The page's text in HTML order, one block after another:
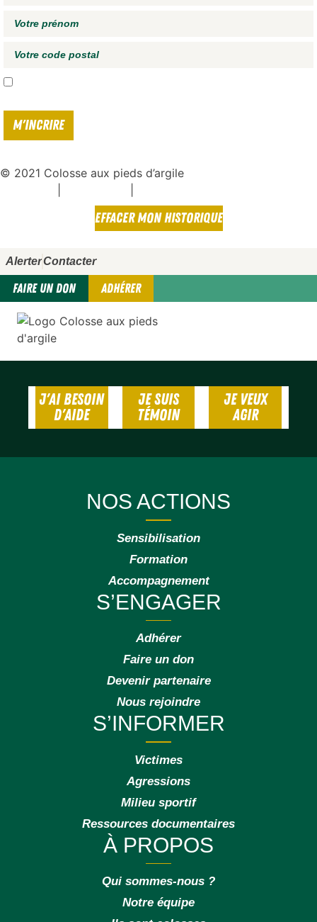
© 2021 Colosse aux pieds d’argile
EFFACER MON HISTORIQUE
AlerterContacter
FAIRE UN DON ADHÉRER
J'AI BESOIN
D'AIDE
JE SUIS
TÉMOIN
JE VEUX
AGIR
NOS ACTIONS
Sensibilisation
Formation
Accompagnement
S’ENGAGER
Adhérer
Faire un don
Devenir partenaire
Nous rejoindre
S’INFORMER
Victimes
Agressions
Milieu sportif
Ressources documentaires
À PROPOS
Qui sommes-nous ?
Notre équipe